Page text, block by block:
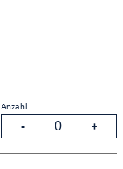
Anzahl